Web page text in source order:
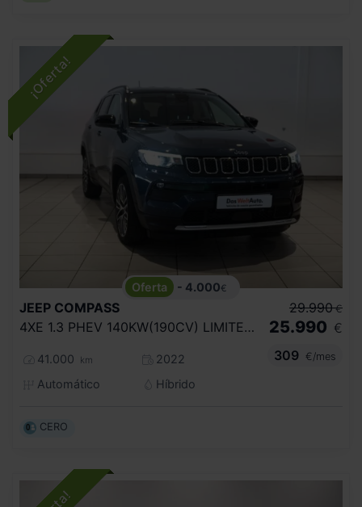
- 4.000€
JEEP COMPASS
4XE 1.3 PHEV 140KW(190CV) LIMITED AT AWD
41.000 km
2022
Automático
Híbrido
29.990 €
25.990 €
309
€/mes
CERO